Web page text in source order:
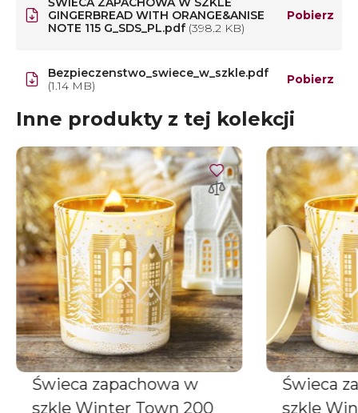
GINGERBREAD WITH ORANGE&ANISE
NOTE 115 G_SDS_PL.pdf (398.2 KB)
Pobierz
Bezpieczenstwo_swiece_w_szkle.pdf
(1.14 MB)
Pobierz
Inne produkty z tej kolekcji
Świeca zapachowa w
szkle Winter Town 200
Świeca
szkle